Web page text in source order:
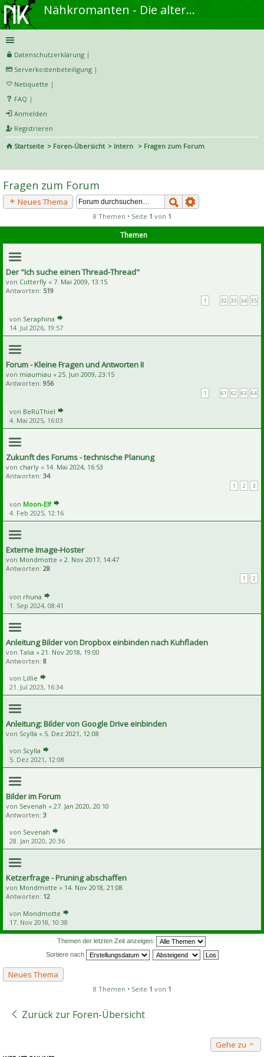
Nähkromanten - Die alternative Näh- und DIY-Community
Datenschutzerklärung |
Serverkostenbeteiligung |
Netiquette |
FAQ |
Anmelden
Registrieren
Startseite
Foren-Übersicht Intern
Fragen zum Forum
he
Fragen zum Forum
Neues Thema
8 Themen • Seite 1 von 1
Themen
Der "Ich suche einen Thread-Thread"
von Cutterfly « 7. Mai 2009, 13:15
Antworten: 519
1 32 33 34 35
von Seraphina
14. Jul 2026, 19:57
Forum - Kleine Fragen und Antworten II
von miaumiau « 25. Jun 2009, 23:15
Antworten: 956
1 61 62 63 64
von BeRúThiel
4. Mai 2025, 16:03
Zukunft des Forums - technische Planung
von charly « 14. Mai 2024, 16:53
Antworten: 34
1 2 3
von Moon-Elf
4. Feb 2025, 12:16
Externe Image-Hoster
von Mondmotte « 2. Nov 2017, 14:47
Antworten: 28
1 2
von rhuna
1. Sep 2024, 08:41
Anleitung Bilder von Dropbox einbinden nach Kuhfladen
von Talia « 21. Nov 2018, 19:00
Antworten: 8
von Lillie
21. Jul 2023, 16:34
Anleitung: Bilder von Google Drive einbinden
von Scylla « 5. Dez 2021, 12:08
von Scylla
5. Dez 2021, 12:08
Bilder im Forum
von Sevenah « 27. Jan 2020, 20:10
Antworten: 3
von Sevenah
28. Jan 2020, 20:36
Ketzerfrage - Pruning abschaffen
von Mondmotte « 14. Nov 2018, 21:08
Antworten: 12
von Mondmotte
17. Nov 2018, 10:38
Themen der letzten Zeit anzeigen:
Sortiere nach
Neues Thema
8 Themen • Seite 1 von 1
Zurück zur Foren-Übersicht
Gehe zu